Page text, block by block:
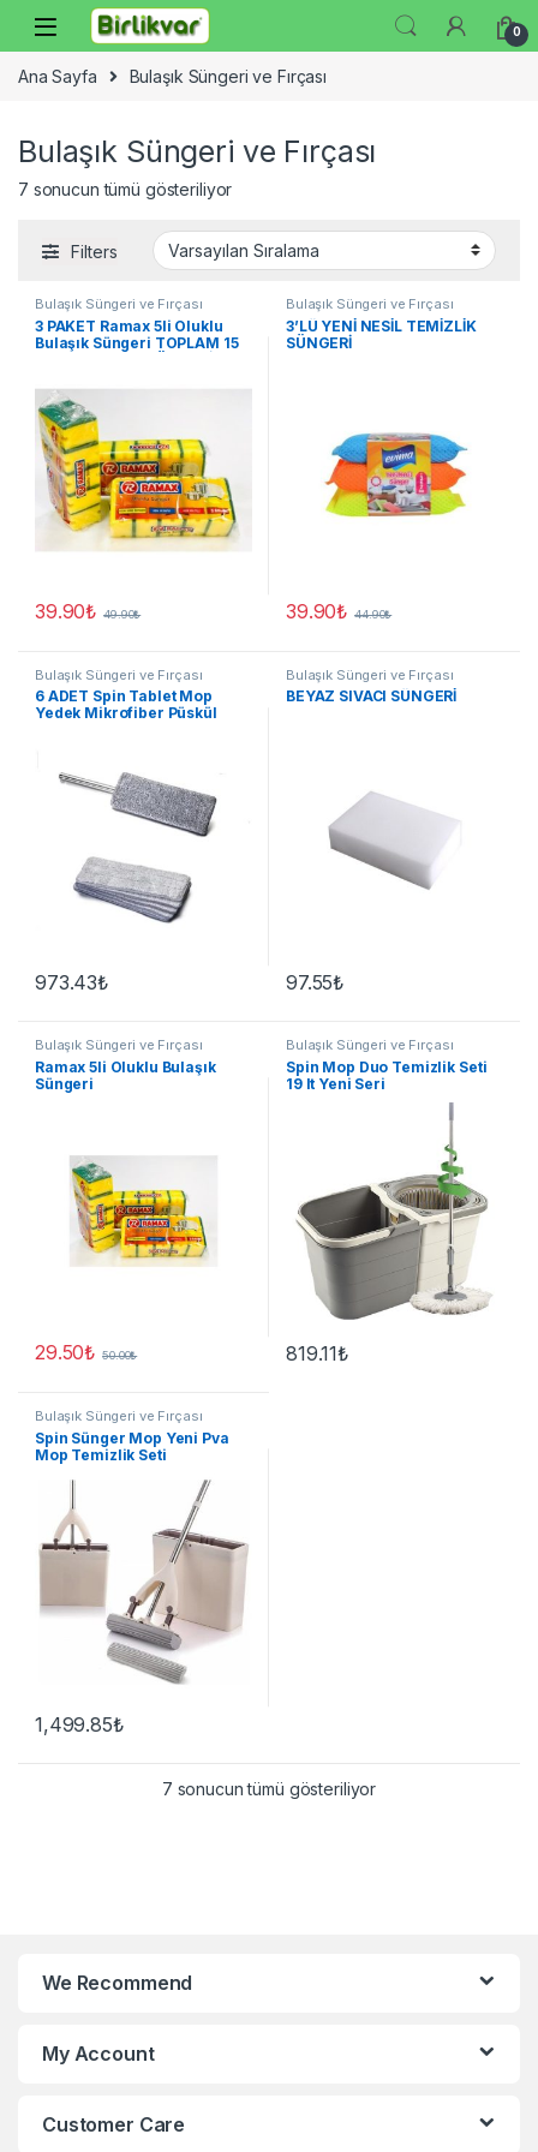
Skip to navigation
Skip to content
0
Ana Sayfa Bulaşık Süngeri ve Fırçası
Bulaşık Süngeri ve Fırçası
7 sonucun tümü gösteriliyor
Filters
Bulaşık Süngeri ve Fırçası
3 PAKET Ramax 5li Oluklu
Bulaşık Süngeri TOPLAM 15
39.90₺ 49.90₺
Bulaşık Süngeri ve Fırçası
3’LÜ YENİ NESİL TEMİZLİK
SÜNGERİ
39.90₺ 44.90₺
Bulaşık Süngeri ve Fırçası
6 ADET Spin Tablet Mop
Yedek Mikrofiber Püskül
973.43₺
Bulaşık Süngeri ve Fırçası
BEYAZ SIVACI SÜNGERİ
97.55₺
Bulaşık Süngeri ve Fırçası
Ramax 5li Oluklu Bulaşık
Süngeri
29.50₺ 50.00₺
Bulaşık Süngeri ve Fırçası
Spin Mop Duo Temizlik Seti
19 lt Yeni Seri
819.11₺
Bulaşık Süngeri ve Fırçası
Spin Sünger Mop Yeni Pva
Mop Temizlik Seti
1,499.85₺
7 sonucun tümü gösteriliyor
We Recommend
My Account
Customer Care